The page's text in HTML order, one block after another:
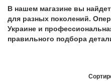
В нашем магазине вы
для разных поколений.
Украине и
правильного подбора